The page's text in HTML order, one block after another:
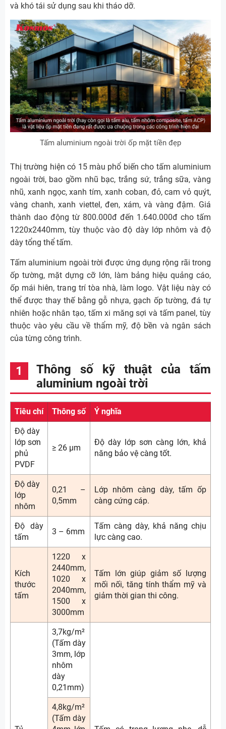
và khó tái sử dụng sau khi tháo dỡ.
Tấm aluminium ngoài trời ốp mặt tiền đẹp
Thị trường hiện có 15 màu phổ biến cho tấm aluminium
ngoài trời, bao gồm nhũ bạc, trắng sứ, trắng sữa, vàng
nhũ, xanh ngọc, xanh tím, xanh coban, đỏ, cam vỏ quýt,
vàng chanh, xanh viettel, đen, xám, và vàng đậm. Giá
thành dao động từ 800.000đ đến 1.640.000đ cho tấm
1220x2440mm, tùy thuộc vào độ dày lớp nhôm và độ
dày tổng thể tấm.
Tấm aluminium ngoài trời được ứng dụng rộng rãi trong
ốp tường, mặt dựng cỡ lớn, làm bảng hiệu quảng cáo,
ốp mái hiên, trang trí tòa nhà, làm logo. Vật liệu này có
thể được thay thế bằng gỗ nhựa, gạch ốp tường, đá tự
nhiên hoặc nhân tạo, tấm xi măng sợi và tấm panel, tùy
thuộc vào yêu cầu về thẩm mỹ, độ bền và ngân sách
của từng công trình.
Thông số kỹ thuật của tấm
aluminium ngoài trời
Tiêu chí Thông số Ý nghĩa
Độ dày
lớp sơn
phủ
PVDF
≥ 26 µm
Độ dày lớp sơn càng lớn, khả
năng bảo vệ càng tốt.
Độ dày
lớp
nhôm
0,21 –
0,5mm
Lớp nhôm càng dày, tấm ốp
càng cứng cáp.
Độ dày
tấm
3 – 6mm
Tấm càng dày, khả năng chịu
lực càng cao.
Kích
thước
tấm
1220 x
2440mm,
1020 x
2040mm,
1500 x
3000mm
Tấm lớn giúp giảm số lượng
mối nối, tăng tính thẩm mỹ và
giảm thời gian thi công.
3,7kg/m²
(Tấm dày
3mm, lớp
nhôm
dày
0,21mm)
4,8kg/m²
(Tấm dày